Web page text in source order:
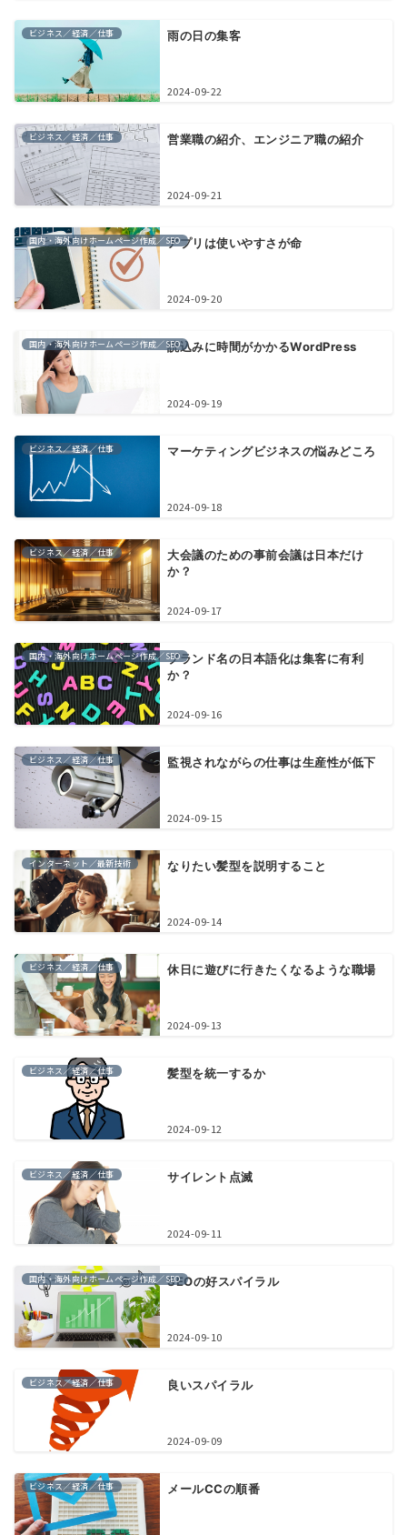
ビジネス／経済／仕事 雨の日の集客
2024-09-22
ビジネス／経済／仕事 営業職の紹介、エンジニア職の紹介
2024-09-21
国内・海外向けホームページ作成／SEOアプリは使いやすさが命
2024-09-20
国内・海外向けホームページ作成／SEO読込みに時間がかかるWordPress
2024-09-19
ビジネス／経済／仕事 マーケティングビジネスの悩みどころ
2024-09-18
ビジネス／経済／仕事
大会議のための事前会議は日本だけ
か？
2024-09-17
国内・海外向けホームページ作成／SEOブランド名の日本語化は集客に有利
か？
2024-09-16
ビジネス／経済／仕事 監視されながらの仕事は生産性が低下
2024-09-15
インターネット／最新技術 なりたい髪型を説明すること
2024-09-14
ビジネス／経済／仕事 休日に遊びに行きたくなるような職場
2024-09-13
ビジネス／経済／仕事 髪型を統一するか
2024-09-12
ビジネス／経済／仕事 サイレント点滅
2024-09-11
国内・海外向けホームページ作成／SEOSEOの好スパイラル
2024-09-10
ビジネス／経済／仕事 良いスパイラル
2024-09-09
ビジネス／経済／仕事 メールCCの順番